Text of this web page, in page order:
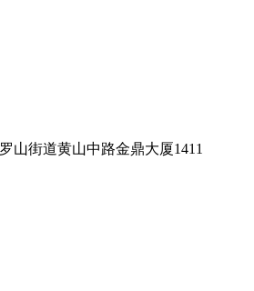
山街道黄山中路金鼎大厦1411